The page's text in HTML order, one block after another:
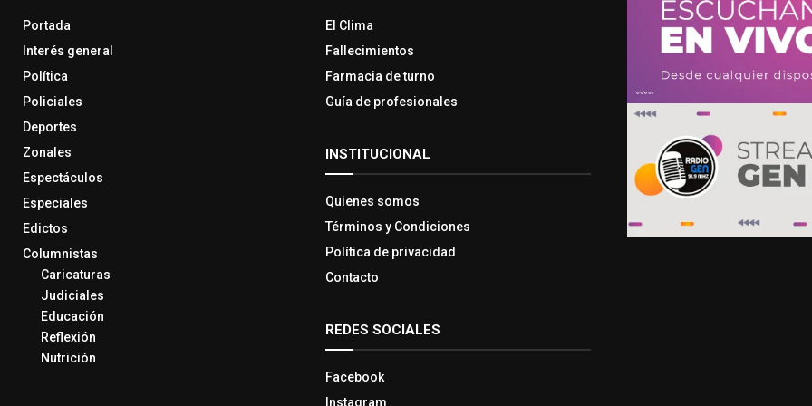
Portada
Interés general
Política
Policiales
Deportes
Zonales
Espectáculos
Especiales
Edictos
Columnistas
Caricaturas
Judiciales
Educación
Reflexión
Nutrición
El Clima
Fallecimientos
Farmacia de turno
Guía de profesionales
INSTITUCIONAL
Quienes somos
Términos y Condiciones
Política de privacidad
Contacto
REDES SOCIALES
Facebook
Instagram